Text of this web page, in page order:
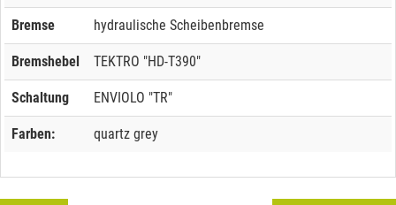
Bremse hydraulische Scheibenbremse
Bremshebel TEKTRO "HD-T390"
Schaltung ENVIOLO "TR"
Farben: quartz grey